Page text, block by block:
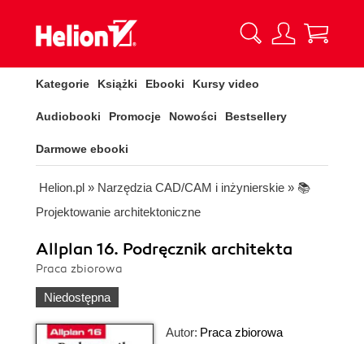
Kategorie Książki Ebooki Kursy video
Audiobooki Promocje Nowości Bestsellery
Darmowe ebooki
Helion.pl » Narzędzia CAD/CAM i inżynierskie » 📚
Projektowanie architektoniczne
Allplan 16. Podręcznik architekta
Praca zbiorowa
Niedostępna
Autor: Praca zbiorowa